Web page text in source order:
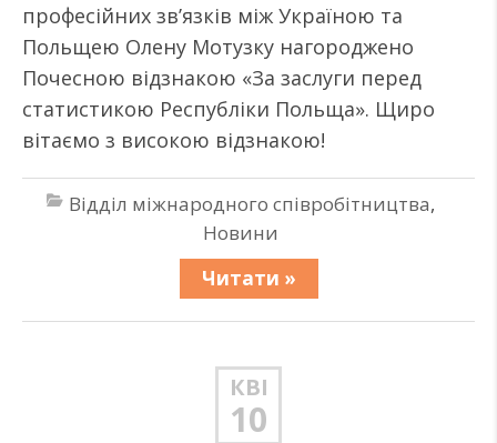
професійних зв’язків між Україною та
Польщею Олену Мотузку нагороджено
Почесною відзнакою «За заслуги перед
статистикою Республіки Польща». Щиро
вітаємо з високою відзнакою!
Відділ міжнародного співробітництва,
Новини
Читати »
КВІ
10